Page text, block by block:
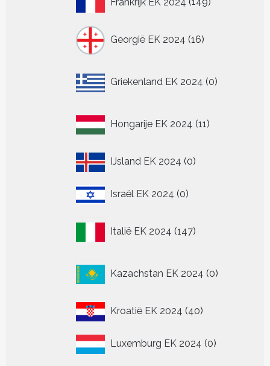
Georgië EK 2024 16
producten
Griekenland EK 2024 0
producten
Hongarije EK 2024 11
producten
IJsland EK 2024 00
Israël EK 2024 00
Italië EK 2024 147
producten
Kazachstan EK 2024 0
producten
Kroatië EK 2024 4040
Luxemburg EK 2024 00